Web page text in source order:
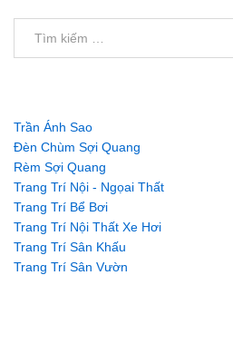
Trần Ánh Sao
Đèn Chùm Sợi Quang
Rèm Sợi Quang
Trang Trí Nội - Ngọai Thất
Trang Trí Bể Bơi
Trang Trí Nội Thất Xe Hơi
Trang Trí Sân Khấu
Trang Trí Sân Vườn